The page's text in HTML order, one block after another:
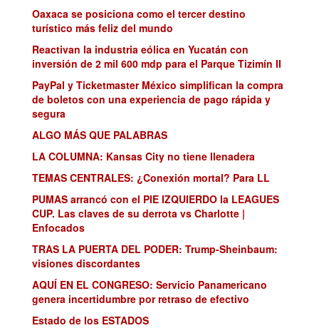
Oaxaca se posiciona como el tercer destino
turístico más feliz del mundo
Reactivan la industria eólica en Yucatán con
inversión de 2 mil 600 mdp para el Parque Tizimín II
PayPal y Ticketmaster México simplifican la compra
de boletos con una experiencia de pago rápida y
segura
ALGO MÁS QUE PALABRAS
LA COLUMNA: Kansas City no tiene llenadera
TEMAS CENTRALES: ¿Conexión mortal? Para LL
PUMAS arrancó con el PIE IZQUIERDO la LEAGUES
CUP. Las claves de su derrota vs Charlotte |
Enfocados
TRAS LA PUERTA DEL PODER: Trump-Sheinbaum:
visiones discordantes
AQUÍ EN EL CONGRESO: Servicio Panamericano
genera incertidumbre por retraso de efectivo
Estado de los ESTADOS